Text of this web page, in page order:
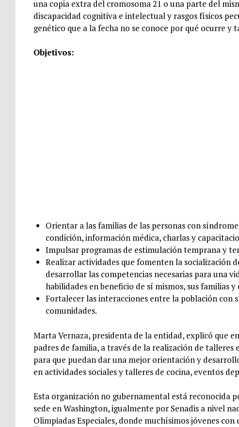
una copia extra del cromosoma 21 o una parte del
discapacidad cognitiva e intelectual y rasgos físicos
genético que a la fecha no se conoce por qué ocurre
Objetivos:
Orientar a las familias de las personas con
condición, información médica, charlas y
Impulsar programas de estimulación temprana y
Realizar actividades que fomenten la socialización
desarrollar las competencias necesarias para una
habilidades en beneficio de sí mismos, sus familias y
Fortalecer las interacciones entre la población con
comunidades.
Marta Vernaza, presidenta de la entidad, explicó que
padres de familia, a través de la realización de
para que puedan dar una mejor orientación y
en actividades sociales y talleres de cocina, eventos
Esta organización no gubernamental está reconocida
sede en Washington, igualmente por Senadis a nivel
Olimpiadas Especiales, donde muchísimos jóvenes